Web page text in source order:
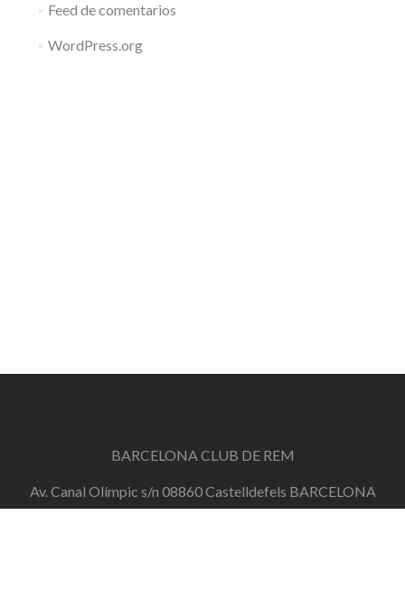
Feed de comentarios
WordPress.org
BARCELONA CLUB DE REM
Av. Canal Olímpic s/n 08860 Castelldefels BARCELONA